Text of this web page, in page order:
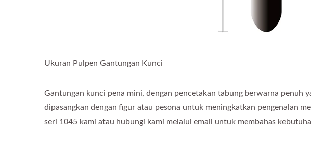
Ukuran Pulpen Gantungan Kunci
Gantungan kunci pena mini, dengan pencetakan tabung berwarna penuh
dipasangkan dengan figur atau pesona untuk meningkatkan pengenalan
seri 1045 kami atau hubungi kami melalui email untuk membahas